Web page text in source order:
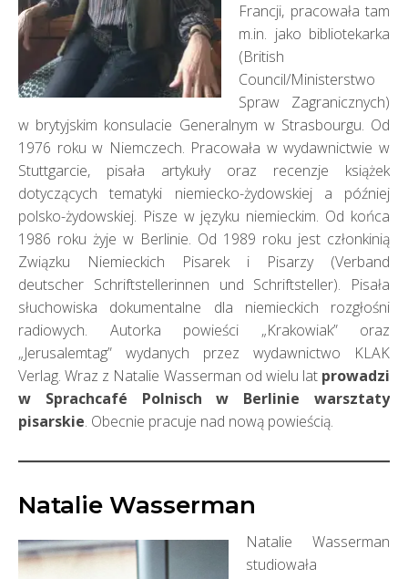
Francji, pracowała tam
m.in. jako bibliotekarka
(British
Council/Ministerstwo
Spraw Zagranicznych)
w brytyjskim konsulacie Generalnym w Strasbourgu. Od
1976 roku w Niemczech. Pracowała w wydawnictwie w
Stuttgarcie, pisała artykuły oraz recenzje książek
dotyczących tematyki niemiecko-żydowskiej a później
polsko-żydowskiej. Pisze w języku niemieckim. Od końca
1986 roku żyje w Berlinie. Od 1989 roku jest członkinią
Związku Niemieckich Pisarek i Pisarzy (Verband
deutscher Schriftstellerinnen und Schriftsteller). Pisała
słuchowiska dokumentalne dla niemieckich rozgłośni
radiowych. Autorka powieści „Krakowiak” oraz
„Jerusalemtag” wydanych przez wydawnictwo KLAK
Verlag. Wraz z Natalie Wasserman od wielu lat prowadzi
w Sprachcafé Polnisch w Berlinie warsztaty
pisarskie. Obecnie pracuje nad nową powieścią.
Natalie Wasserman
Natalie Wasserman
studiowała